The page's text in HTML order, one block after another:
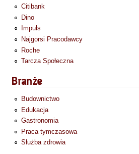
Citibank
Dino
Impuls
Najgorsi Pracodawcy
Roche
Tarcza Społeczna
Branże
Budownictwo
Edukacja
Gastronomia
Praca tymczasowa
Służba zdrowia